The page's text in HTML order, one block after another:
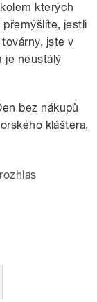
kterých
jestli
jste v
je neustálý
bez nákupů
kláštera,